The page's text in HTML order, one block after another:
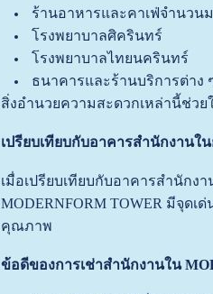
ร้านอาหารและคาเฟ่จำนวน
โรงพยาบาลศิครินทร์
โรงพยาบาลไทยนครินทร์
ธนาคารและร้านบริการต่าง
สิ่งอำนวยความสะดวกเหล่านี้ช่ว
เปรียบเทียบกับอาคารสำนักงานใ
เมื่อเปรียบเทียบกับอาคารสำนักง
MODERNFORM TOWER มีจุด
คุณภาพ
ข้อดีของการเช่าสำนักงานใน